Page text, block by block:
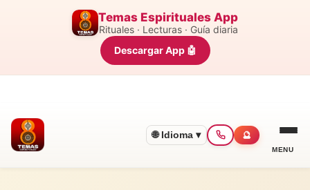
Temas Espirituales App
Rituales · Lecturas · Guía diaria
Descargar App 🤖
🌐 Idioma ▾ 🔮
MENU